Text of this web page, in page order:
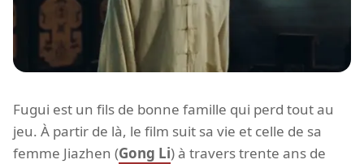
Fugui est un fils de bonne famille qui perd tout au
jeu. À partir de là, le film suit sa vie et celle de sa
femme Jiazhen (Gong Li) à travers trente ans de